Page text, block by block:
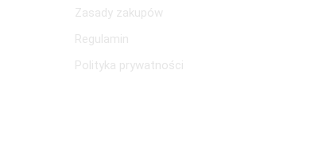
Zasady zakupów
Regulamin
Polityka prywatności